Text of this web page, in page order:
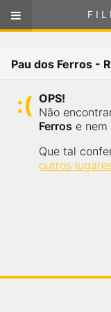
ou
Pau dos Ferros -
OPS!
Não
Ferros e
Que tal
outros
FILMES NO
PAU DOS FERROS
SELECIONE SUA